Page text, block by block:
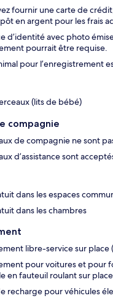
fournir une carte de
en argent pour les frais
d’identité avec photo
pourrait être requise.
pour l’enregistrement
(lits de bébé)
compagnie
de compagnie ne sont
d’assistance sont
dans les espaces
dans les chambres
libre-service sur place
pour voitures et pour
en fauteuil roulant sur place
recharge pour véhicules